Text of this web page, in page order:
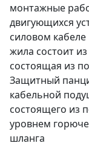
монтажные
двигующихся
силовом
жила состоит
состоящая из
Защитный
кабельной
состоящего из
уровнем
шланга